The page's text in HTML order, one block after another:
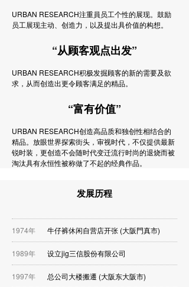
URBAN RESEARCH注重員员工个性的展现。鼓励
员工展现主动、创造力，以及提出具价值的构想。
“从顾客观点出发”
URBAN RESEARCH积极发掘顾客的新的需要及欲
求，从而创造出更令顾客满足的精品。
“富有价值”
URBAN RESEARCH创造高品质和独创性相结合的
精品。放眼世界探索街头，审视时代，不仅提供最新
锐时装，更创造不会随时代变迁流行时尚的退烧而被
淘汰具有永恒性被称做了不起的经典作品。
发展历程
1974年 牛仔裤休闲自营店开张 (大阪門真市)
1989年 设立jig三信股份有限公司
1997年 总公司大楼搬遷 (大阪东大阪市)